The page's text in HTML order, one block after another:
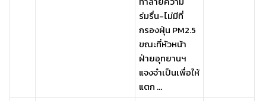
ร่มรื่น-ไม่มีที่
กรองฝุ่น PM2.5
ขณะที่หัวหน้า
ฝ่ายอุทยานฯ
แจงจำเป็นเพื่อให้
แตก ...